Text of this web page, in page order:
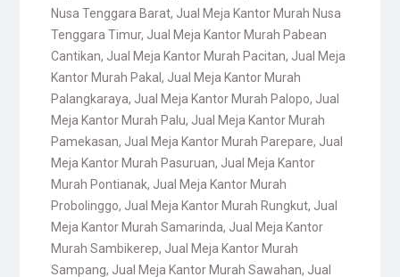
Nusa Tenggara Barat, Jual Meja Kantor Murah Nusa
Tenggara Timur, Jual Meja Kantor Murah Pabean
Cantikan, Jual Meja Kantor Murah Pacitan, Jual Meja
Kantor Murah Pakal , Jual Meja Kantor Murah
Palangkaraya, Jual Meja Kantor Murah Palopo, Jual
Meja Kantor Murah Palu, Jual Meja Kantor Murah
Pamekasan, Jual Meja Kantor Murah Parepare, Jual
Meja Kantor Murah Pasuruan, Jual Meja Kantor
Murah Pontianak, Jual Meja Kantor Murah
Probolinggo, Jual Meja Kantor Murah Rungkut, Jual
Meja Kantor Murah Samarinda, Jual Meja Kantor
Murah Sambikerep, Jual Meja Kantor Murah
Sampang, Jual Meja Kantor Murah Sawahan, Jual